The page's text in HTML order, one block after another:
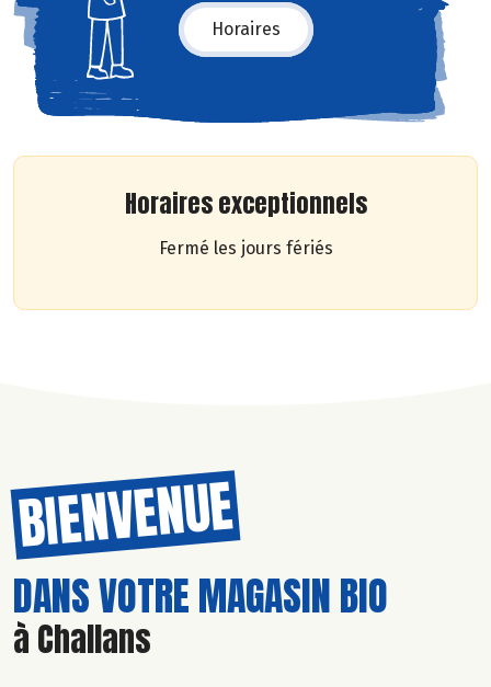
Horaires
Horaires exceptionnels
Fermé les jours fériés
BIENVENUE
DANS VOTRE MAGASIN BIO
à Challans